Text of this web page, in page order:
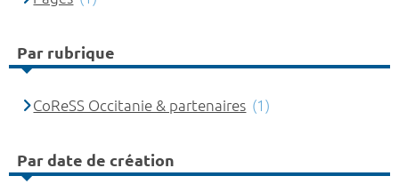
Par rubrique
CoReSS Occitanie & partenaires (1)
Par date de création